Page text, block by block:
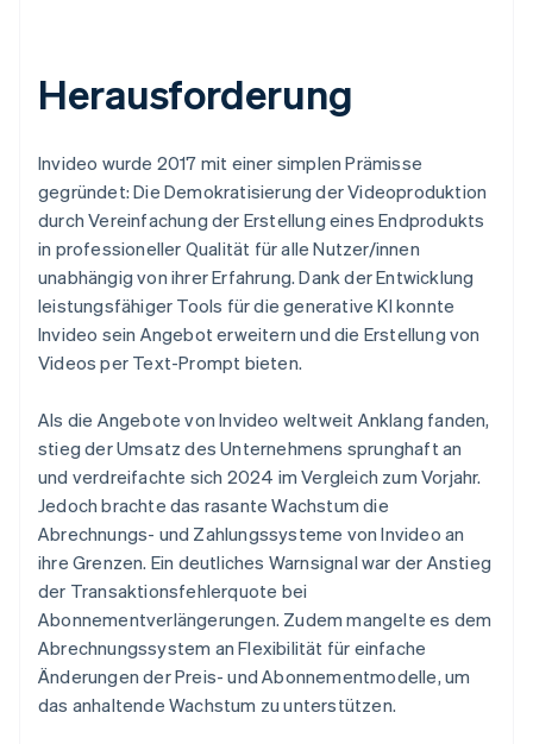
Herausforderung
Invideo wurde 2017 mit einer simplen Prämisse
gegründet: Die Demokratisierung der Videoproduktion
durch Vereinfachung der Erstellung eines Endprodukts
in professioneller Qualität für alle Nutzer/innen
unabhängig von ihrer Erfahrung. Dank der Entwicklung
leistungsfähiger Tools für die generative KI konnte
Invideo sein Angebot erweitern und die Erstellung von
Videos per Text-Prompt bieten.
Als die Angebote von Invideo weltweit Anklang fanden,
stieg der Umsatz des Unternehmens sprunghaft an
und verdreifachte sich 2024 im Vergleich zum Vorjahr.
Jedoch brachte das rasante Wachstum die
Abrechnungs- und Zahlungssysteme von Invideo an
ihre Grenzen. Ein deutliches Warnsignal war der Anstieg
der Transaktionsfehlerquote bei
Abonnementverlängerungen. Zudem mangelte es dem
Abrechnungssystem an Flexibilität für einfache
Änderungen der Preis- und Abonnementmodelle, um
das anhaltende Wachstum zu unterstützen.